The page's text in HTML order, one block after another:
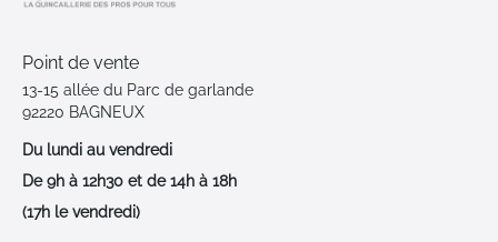
Point de vente
13-15 allée du Parc de garlande
92220 BAGNEUX
Du lundi au vendredi
De 9h à 12h30 et de 14h à 18h
(17h le vendredi)